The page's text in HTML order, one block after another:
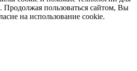
Продолжая пользоваться сайтом, Вы
на использование cookie.